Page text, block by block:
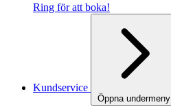
Ring för att boka!
Kundservice
Öppna undermeny